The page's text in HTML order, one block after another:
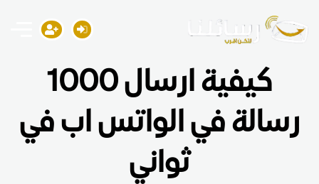
كيفية ارسال 1000
رسالة في الواتس اب في
ثواني